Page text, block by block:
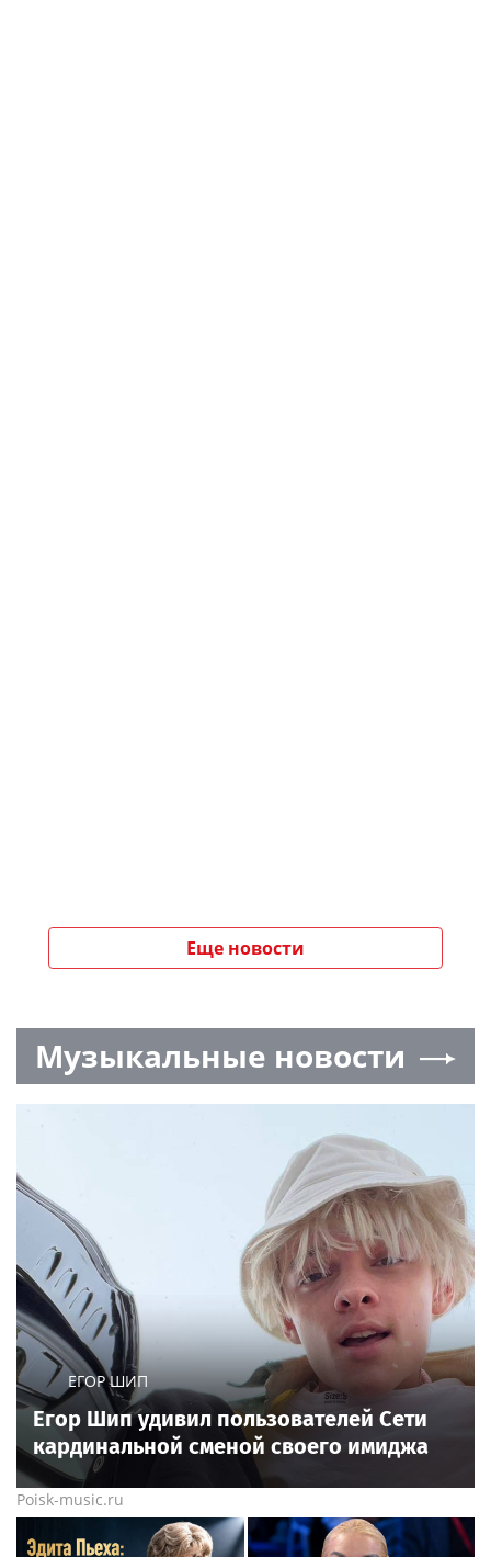
Еще новости
Музыкальные новости
ЕГОР ШИП
Егор Шип удивил пользователей Сети
кардинальной сменой своего имиджа
Poisk-music.ru